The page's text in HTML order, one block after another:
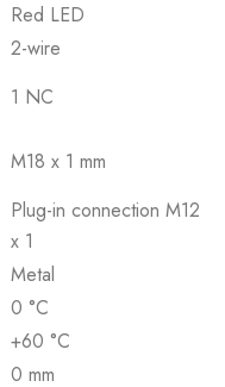
Red LED
2-wire
1 NC
M18 x 1 mm
Plug-in connection M12
x 1
Metal
0 °C
+60 °C
0 mm